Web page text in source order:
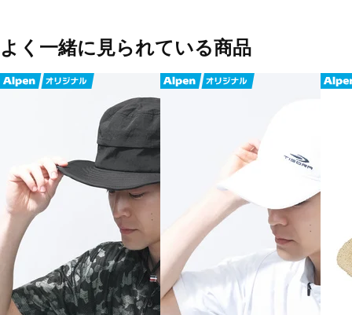
よく一緒に見られている商品